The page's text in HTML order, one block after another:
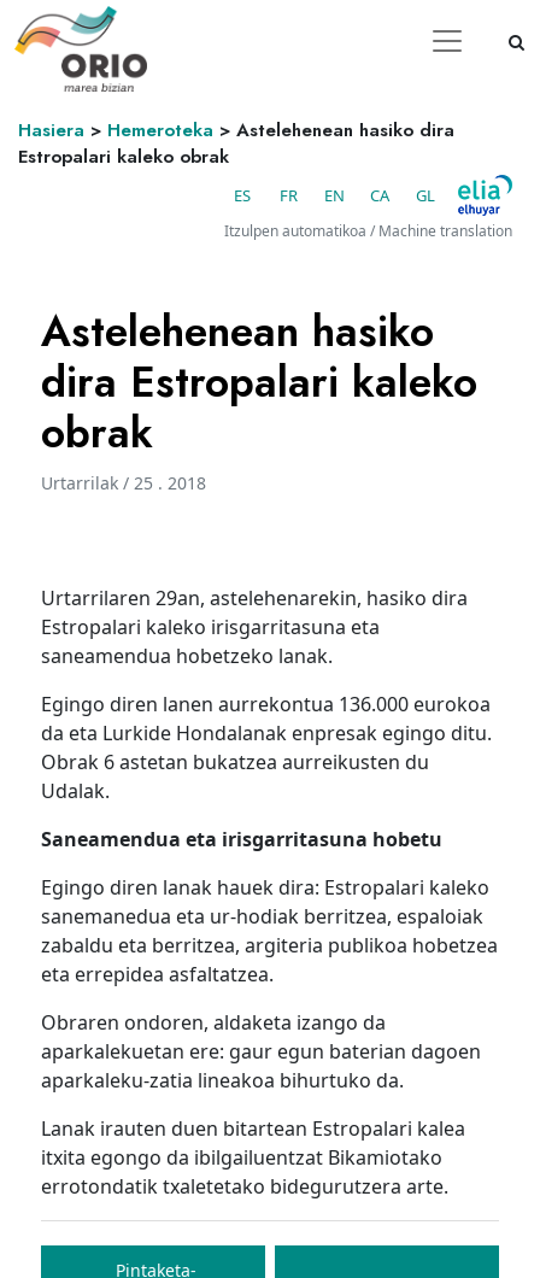
Hasiera > Hemeroteka > Astelehenean hasiko dira
Estropalari kaleko obrak
ES FR EN CA GL
Itzulpen automatikoa / Machine translation
Astelehenean hasiko
dira Estropalari kaleko
obrak
Urtarrilak / 25 . 2018
Urtarrilaren 29an, astelehenarekin, hasiko dira
Estropalari kaleko irisgarritasuna eta
saneamendua hobetzeko lanak.
Egingo diren lanen aurrekontua 136.000 eurokoa
da eta Lurkide Hondalanak enpresak egingo ditu.
Obrak 6 astetan bukatzea aurreikusten du
Udalak.
Saneamendua eta irisgarritasuna hobetu
Egingo diren lanak hauek dira: Estropalari kaleko
sanemanedua eta ur-hodiak berritzea, espaloiak
zabaldu eta berritzea, argiteria publikoa hobetzea
eta errepidea asfaltatzea.
Obraren ondoren, aldaketa izango da
aparkalekuetan ere: gaur egun baterian dagoen
aparkaleku-zatia lineakoa bihurtuko da.
Lanak irauten duen bitartean Estropalari kalea
itxita egongo da ibilgailuentzat Bikamiotako
errotondatik txaletetako bidegurutzera arte.
Bidalketetan
Pintaketa-